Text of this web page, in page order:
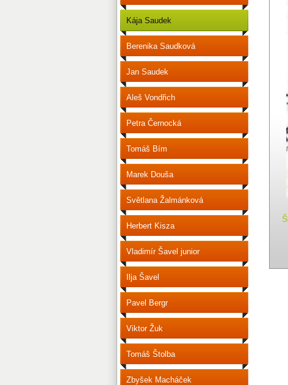
Kája Saudek
Berenika Saudková
Jan Saudek
Aleš Vondřich
Petra Černocká
Tomáš Bím
Marek Douša
Světlana Žalmánková
Herbert Kisza
Vladimír Šavel junior
Ilja Šavel
Pavel Bergr
Viktor Žuk
Tomáš Štolba
Zbyšek Macháček